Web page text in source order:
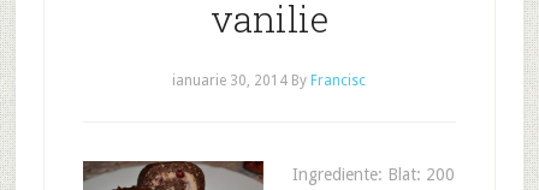
vanilie
ianuarie 30, 2014 By Francisc
Ingrediente: Blat: 200